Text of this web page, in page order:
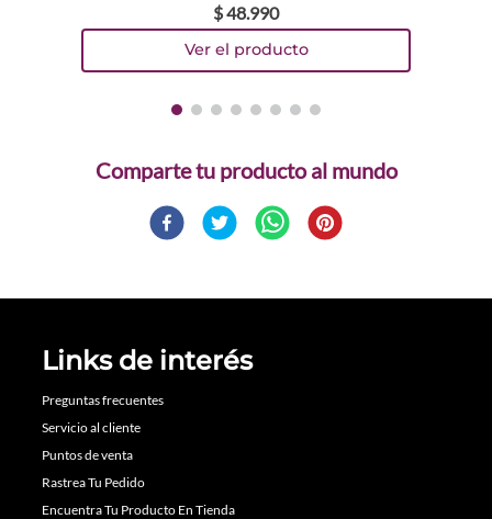
$48.990
Comparte
Links de interés
Preguntas frecuentes
Servicio al cliente
Puntos de venta
Rastrea Tu Pedido
Encuentra Tu Producto En Tienda